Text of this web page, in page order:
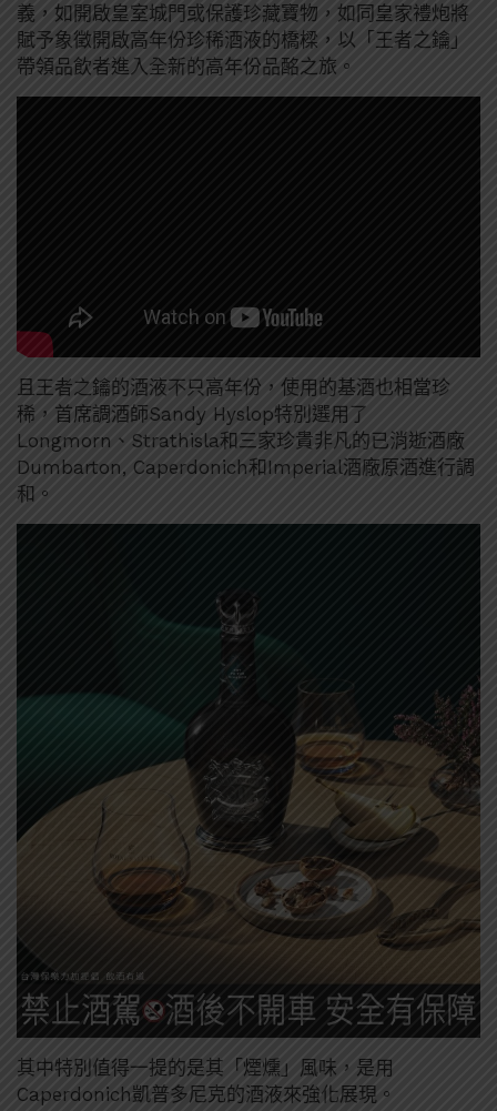
義，如開啟皇室城門或保護珍藏寶物 ，如同皇家禮炮將
賦予象徵開啟高年份珍稀酒液的橋樑，以「王者之鑰」
帶領品飲者進入全新的高年份品酩之旅。
且 王者之鑰的酒液不只高年份，使用的基酒也相當珍
稀，首席調酒師Sandy Hyslop特別選用了
Longmorn、Strathisla和三家珍貴非凡的已消逝酒廠
Dumbarton, Caperdonich和Imperial酒廠原酒進行調
和。
其中特別值得一提的是其「煙燻」風味，是用
Caperdonich凱普多尼克的酒液來強化展現。